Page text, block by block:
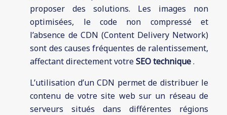
proposer des solutions. Les images non
optimisées, le code non compressé et
l’absence de CDN (Content Delivery Network)
sont des causes fréquentes de ralentissement,
affectant directement votreSEO technique.
L’utilisation d’un CDN permet de distribuer le
contenu de votre site web sur un réseau de
serveurs situés dans différentes régions